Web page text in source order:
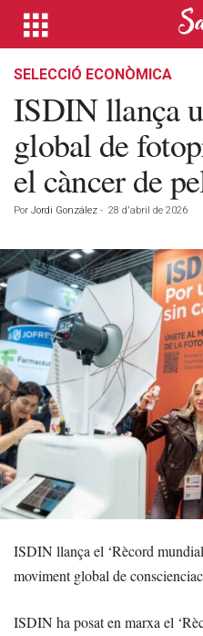
SELECCIÓ ECONÒMICA
ISDIN llança
global de
el càncer de
Por Jordi González - 28 d'abril de 2026
ISDIN llança el ‘Rècord
moviment global de
ISDIN ha posat en marxa el